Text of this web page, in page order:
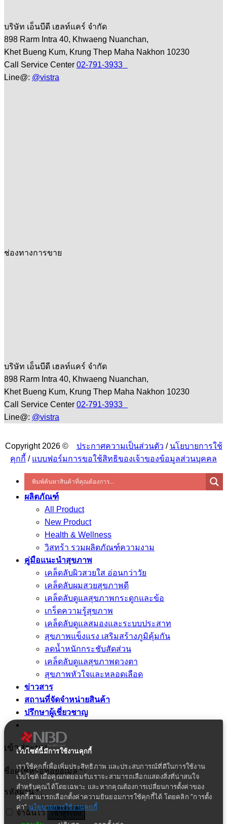
เว็บไซต์นี้มีการใช้งานคุกกี้
เราใช้คุกกี้เพื่อเพิ่มประสิทธิภาพ และประสบการณ์ที่ดีในการใช้งาน
เว็บไซต์ เมื่อคุณกดยอมรับเราจะสามารถเลือกแสดงสิ่งที่น่าสนใจ
สำหรับคุณได้โดยเฉพาะ และหากคุณต้องการเปลี่ยนการตั้งค่าของ
คุกกี้สามารถเลือกตั้งค่าความยินยอมการใช้คุกกี้ได้ โดยคลิก "การตั้ง
ค่า"นโยบายการใช้งานคุกกี้
บริษัท เอ็นบีดี เฮลท์แคร์ จำกัด
898 Rarm Intra 40, Khwaeng Nuanchan,
Khet Bueng Kum, Krung Thep Maha Nakhon 10230
Call Service Center 02-791-3933
Line@: @vistra
ช่องทางการขาย
บริษัท เอ็นบีดี เฮลท์แคร์ จำกัด
898 Rarm Intra 40, Khwaeng Nuanchan,
Khet Bueng Kum, Krung Thep Maha Nakhon 10230
Call Service Center 02-791-3933
Line@: @vistra
Copyright 2026 © ประกาศความเป็นส่วนตัว / นโยบายการใช้
คุกกี้ / แบบฟอร์มการขอใช้สิทธิของเจ้าของข้อมูลส่วนบุคคล
ผลิตภัณฑ์
All Product
New Product
Health & Wellness
วิสทร้า รวมผลิตภัณฑ์ความงาม
คู่มือแนะนำสุขภาพ
เคล็ดลับผิวสวยใส อ่อนกว่าวัย
เคล็ดลับผมสวยสุขภาพดี
เคล็ดลับดูแลสุขภาพกระดูกและข้อ
เกร็ดความรู้สุขภาพ
เคล็ดลับดูแลสมองและระบบประสาท
สุขภาพแข็งแรง เสริมสร้างภูมิคุ้มกัน
ลดน้ำหนักกระชับสัดส่วน
เคล็ดลับดูแลสุขภาพดวงตา
สุขภาพหัวใจและหลอดเลือด
ข่าวสาร
สถานที่จัดจำหน่ายสินค้า
ปรึกษาผู้เชี่ยวชาญ
เข้าสู่ระบบ
ชื่อผู้ใช้หรือที่อยู่อีเมล*
รหัสผ่าน*
จำฉันไว้ เข้าสู่ระบบ